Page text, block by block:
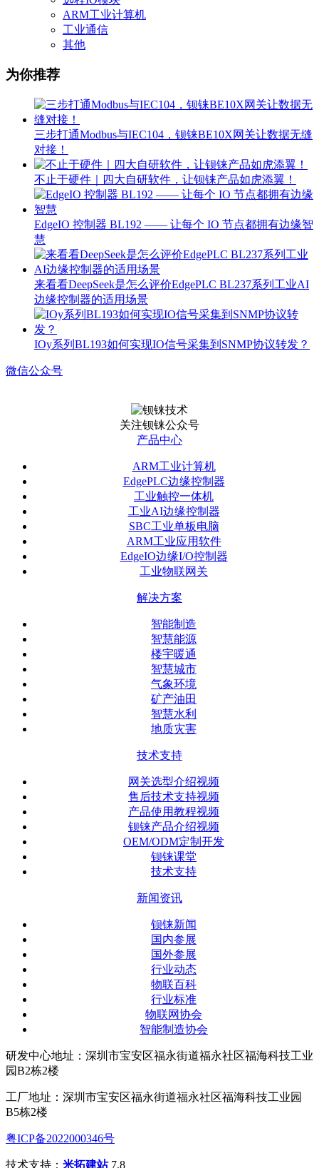
ARM工业计算机
工业通信
其他
为你推荐
三步打通Modbus与IEC104，钡铼BE10X网关让数据无缝
对接！
不止于硬件｜四大自研软件，让钡铼产品如虎添翼！
EdgeIO 控制器 BL192 —— 让每个 IO 节点都拥有边缘智
慧
来看看DeepSeek是怎么评价EdgePLC BL237系列工业AI
边缘控制器的适用场景
IOy系列BL193如何实现IO信号采集到SNMP协议转发？
微信公众号
关注钡铼公众号
产品中心
ARM工业计算机
EdgePLC边缘控制器
工业触控一体机
工业AI边缘控制器
SBC工业单板电脑
ARM工业应用软件
EdgeIO边缘I/O控制器
工业物联网关
解决方案
智能制造
智慧能源
楼宇暖通
智慧城市
气象环境
矿产油田
智慧水利
地质灾害
技术支持
网关选型介绍视频
售后技术支持视频
产品使用教程视频
钡铼产品介绍视频
OEM/ODM定制开发
钡铼课堂
技术支持
新闻资讯
钡铼新闻
国内参展
国外参展
行业动态
物联百科
行业标准
物联网协会
智能制造协会
研发中心地址：深圳市宝安区福永街道福永社区福海科技工业
园B2栋2楼
工厂地址：深圳市宝安区福永街道福永社区福海科技工业园
B5栋2楼
粤ICP备2022000346号
技术支持： 米拓建站 7.8